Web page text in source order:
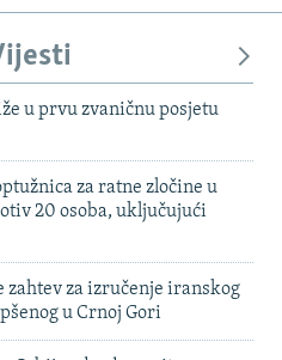
u prvu zvaničnu posjetu
za ratne zločine u
20 osoba, uključujući
zahtev za izručenje iranskog
u Crnoj Gori